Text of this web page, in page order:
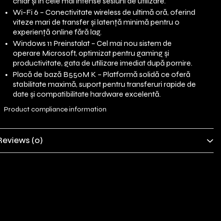
Wi-Fi 6 – Conectivitate wireless de ultimă oră, oferind
viteze mari de transfer și latență minimă pentru o
experiență online fără lag.
Windows 11 Preinstalat – Cel mai nou sistem de
operare Microsoft, optimizat pentru gaming și
productivitate, gata de utilizare imediat după pornire.
Placă de bază B550M K – Platformă solidă ce oferă
stabilitate maximă, suport pentru transferuri rapide de
date și compatibilitate hardware excelentă.
Product compliance information
(0)